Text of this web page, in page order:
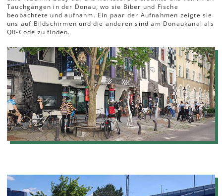
Tauchgängen in der Donau, wo sie Biber und Fische
beobachtete und aufnahm. Ein paar der Aufnahmen zeigte sie
uns auf Bildschirmen und die anderen sind am Donaukanal als
QR-Code zu finden.